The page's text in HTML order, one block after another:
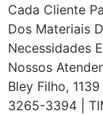
Cada Cliente
Dos Materiais
Necessidades
Nossos
Bley Filho,
3265-3394 |